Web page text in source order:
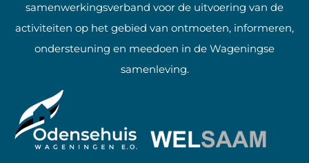
samenwerkingsverband voor de uitvoering van de
activiteiten op het gebied van ontmoeten, informeren,
ondersteuning en meedoen in de Wageningse
samenleving.